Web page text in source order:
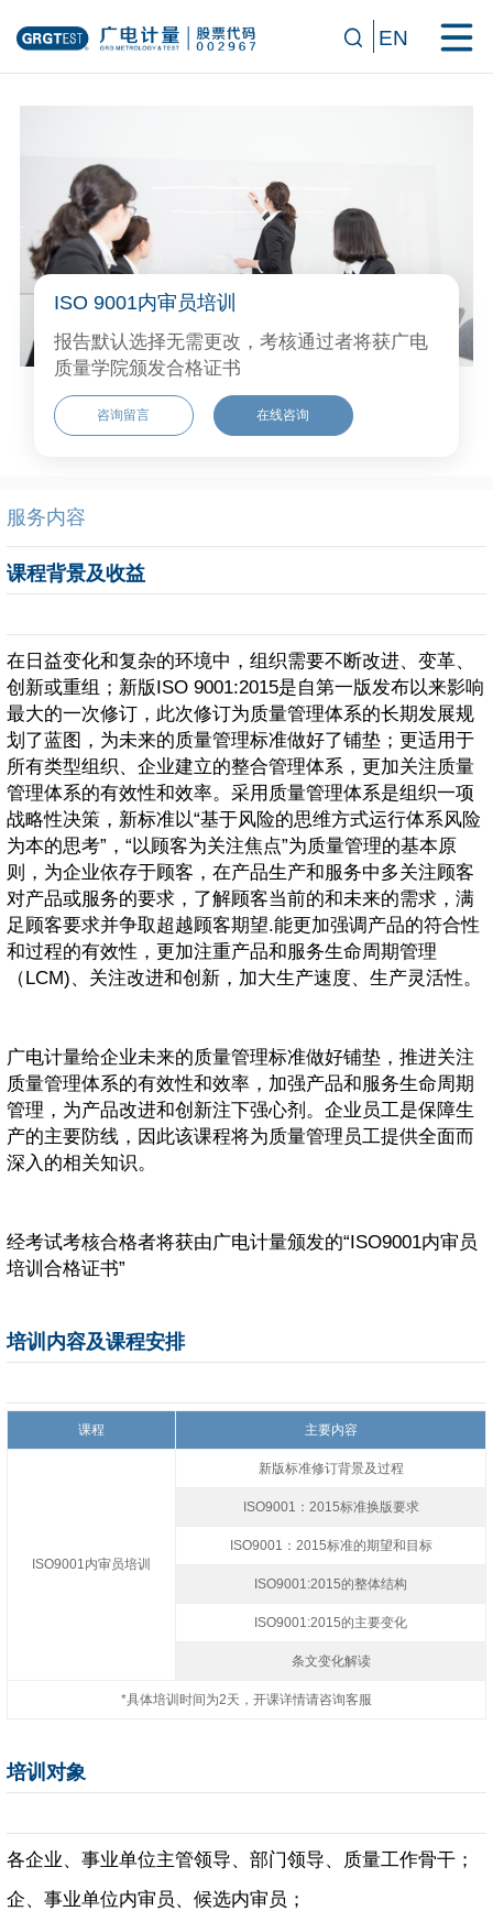
EN
ISO 9001内审员培训
报告默认选择无需更改，考核通过者将获广电
质量学院颁发合格证书
咨询留言 在线咨询
服务内容
课程背景及收益
在日益变化和复杂的环境中，组织需要不断改进、变革、
创新或重组；新版ISO 9001:2015是自第一版发布以来影响
最大的一次修订，此次修订为质量管理体系的长期发展规
划了蓝图，为未来的质量管理标准做好了铺垫；更适用于
所有类型组织、企业建立的整合管理体系，更加关注质量
管理体系的有效性和效率。采用质量管理体系是组织一项
战略性决策，新标准以“基于风险的思维方式运行体系风险
为本的思考”，“以顾客为关注焦点”为质量管理的基本原
则，为企业依存于顾客，在产品生产和服务中多关注顾客
对产品或服务的要求，了解顾客当前的和未来的需求，满
足顾客要求并争取超越顾客期望.能更加强调产品的符合性
和过程的有效性，更加注重产品和服务生命周期管理
（LCM)、关注改进和创新，加大生产速度、生产灵活性。
广电计量给企业未来的质量管理标准做好铺垫，推进关注
质量管理体系的有效性和效率，加强产品和服务生命周期
管理，为产品改进和创新注下强心剂。企业员工是保障生
产的主要防线，因此该课程将为质量管理员工提供全面而
深入的相关知识。
经考试考核合格者将获由广电计量颁发的“ISO9001内审员
培训合格证书”
培训内容及课程安排
课程 主要内容
ISO9001内审员培训
新版标准修订背景及过程
ISO9001：2015标准换版要求
ISO9001：2015标准的期望和目标
ISO9001:2015的整体结构
ISO9001:2015的主要变化
条文变化解读
*具体培训时间为2天，开课详情请咨询客服
培训对象
各企业、事业单位主管领导、部门领导、质量工作骨干；
企、事业单位内审员、候选内审员；